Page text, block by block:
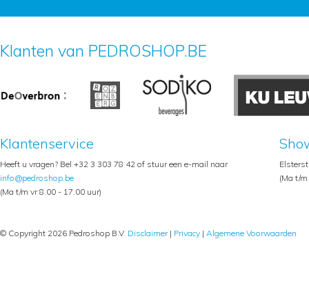
Klanten van PEDROSHOP.BE
Klantenservice
Heeft u vragen? Bel +32 3 303 78 42 of stuur een e-mail naar
info@pedroshop.be
(Ma t/m vr 8.00 - 17.00 uur)
(Ma t/
© Copyright 2026 Pedroshop B.V. Disclaimer| Privacy | Algemene Voorwaarden